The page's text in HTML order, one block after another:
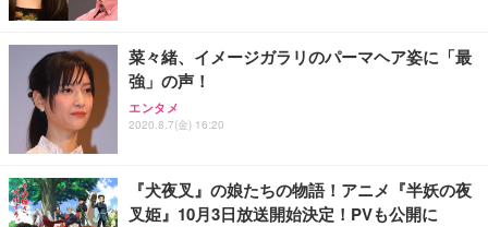
菜々緒、イメージガラリのパーマヘア姿に「最
強」の声！
エンタメ
2020.8.7(金) 16:20
『犬夜叉』の娘たちの物語！アニメ『半妖の夜
叉姫』10月3日放送開始決定！PVも公開に